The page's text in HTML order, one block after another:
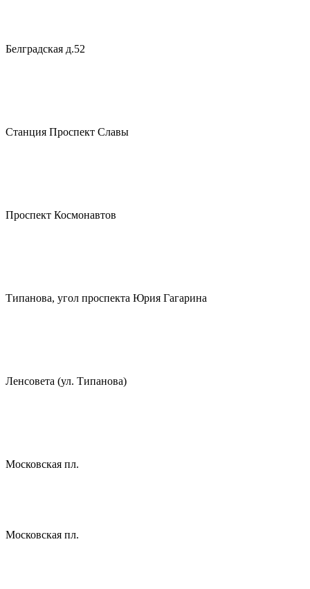
Белградская д.52
Станция Проспект Славы
Проспект Космонавтов
Типанова, угол проспекта Юрия Гагарина
Ленсовета (ул. Типанова)
Московская пл.
Московская пл.